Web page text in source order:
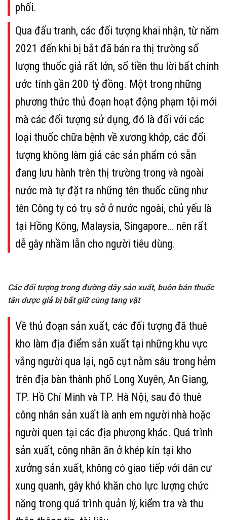
phối.
Qua đấu tranh, các đối tượng khai nhận, từ năm
2021 đến khi bị bắt đã bán ra thị trường số
lượng thuốc giả rất lớn, số tiền thu lời bất chính
ước tính gần 200 tỷ đồng. Một trong những
phương thức thủ đoạn hoạt động phạm tội mới
mà các đối tượng sử dụng, đó là đối với các
loại thuốc chữa bệnh về xương khớp, các đối
tượng không làm giả các sản phẩm có sẵn
đang lưu hành trên thị trường trong và ngoài
nước mà tự đặt ra những tên thuốc cũng như
tên Công ty có trụ sở ở nước ngoài, chủ yếu là
tại Hồng Kông, Malaysia, Singapore… nên rất
dễ gây nhầm lẫn cho người tiêu dùng.
Các đối tượng trong đường dây sản xuất, buôn bán thuốc
tân dược giả bị bắt giữ cùng tang vật
Về thủ đoạn sản xuất, các đối tượng đã thuê
kho làm địa điểm sản xuất tại những khu vực
vắng người qua lại, ngõ cụt nằm sâu trong hẻm
trên địa bàn thành phố Long Xuyên, An Giang,
TP. Hồ Chí Minh và TP. Hà Nội, sau đó thuê
công nhân sản xuất là anh em người nhà hoặc
người quen tại các địa phương khác. Quá trình
sản xuất, công nhân ăn ở khép kín tại kho
xưởng sản xuất, không có giao tiếp với dân cư
xung quanh, gây khó khăn cho lực lượng chức
năng trong quá trình quản lý, kiểm tra và thu